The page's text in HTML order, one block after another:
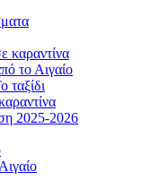
καραντίνα
το Αιγαίο
ταξίδι
2025-2026